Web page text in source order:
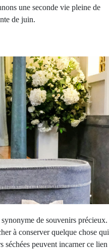
une seconde vie pleine de
de juin.
de souvenirs précieux.
à conserver quelque chose qui
peuvent incarner ce lien